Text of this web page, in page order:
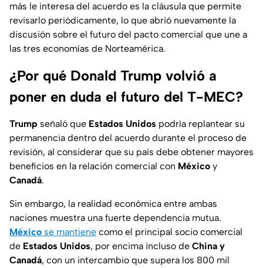
más le interesa del acuerdo es la cláusula que permite
revisarlo periódicamente, lo que abrió nuevamente la
discusión sobre el futuro del pacto comercial que une a
las tres economías de Norteamérica.
¿Por qué Donald Trump volvió a
poner en duda el futuro del T-MEC?
Trump señaló que Estados Unidos podría replantear su
permanencia dentro del acuerdo durante el proceso de
revisión, al considerar que su país debe obtener mayores
beneficios en la relación comercial con México y
Canadá.
Sin embargo, la realidad económica entre ambas
naciones muestra una fuerte dependencia mutua.
México se mantiene como el principal socio comercial
de Estados Unidos, por encima incluso de China y
Canadá, con un intercambio que supera los 800 mil